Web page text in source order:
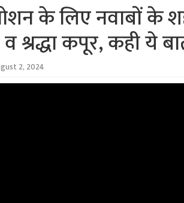
के लिए नवाबों के
श्रद्धा कपूर, कही ये
2, 2024